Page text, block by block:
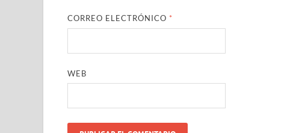
CORREO ELECTRÓNICO *
WEB